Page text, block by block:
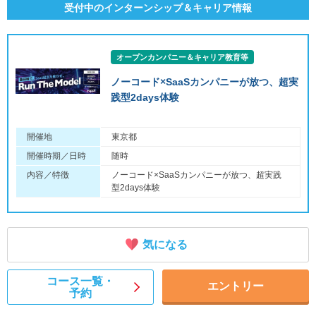
受付中のインターンシップ＆キャリア情報
オープンカンパニー＆キャリア教育等
ノーコード×SaaSカンパニーが放つ、超実
践型2days体験
開催地
東京都
開催時期／日時
随時
内容／特徴
ノーコード×SaaSカンパニーが放つ、超実践
型2days体験
気になる
コース一覧・
予約
エントリー